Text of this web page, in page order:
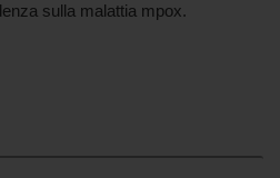
sulla malattia mpox.